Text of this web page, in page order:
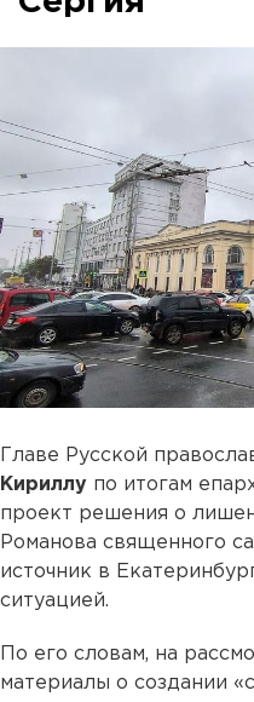
Главе Русской
Кириллу по итогам
проект решения о
Романова священного
источник в
ситуацией.
По его словам, на
материалы о создании